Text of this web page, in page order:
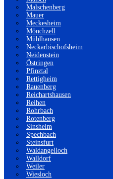
Malschenberg
Mauer
Meckesheim
Mönchzell
Mühlhausen
Neckarbischofsheim
Neidenstein
Östringen
Pfinztal
Rettigheim
Rauenberg
Reichartshausen
Reihen
Rohrbach
Rotenberg
Sinsheim
Spechbach
Steinsfurt
Waldangelloch
Walldorf
Weiler
Wiesloch